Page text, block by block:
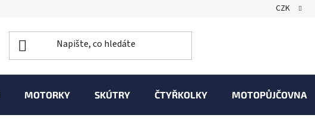
CZK
MOTORKY SKÚTRY ČTYŘKOLKY MOTOPŮJČOVNA